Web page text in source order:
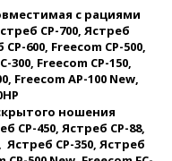
– это
с рациями
СР-700, Ястреб
600, Freecom CP-500,
300, Freecom CP-150,
Freecom AP-100 New,
ношения
СР-450, Ястреб СР-88,
Ястреб СР-350, Ястреб